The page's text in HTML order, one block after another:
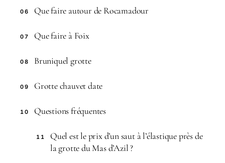
06 Que faire autour de Rocamadour
07 Que faire à Foix
08 Bruniquel grotte
09 Grotte chauvet date
10 Questions fréquentes
11
Quel est le prix d’un saut à l’élastique près de
la grotte du Mas d’Azil ?